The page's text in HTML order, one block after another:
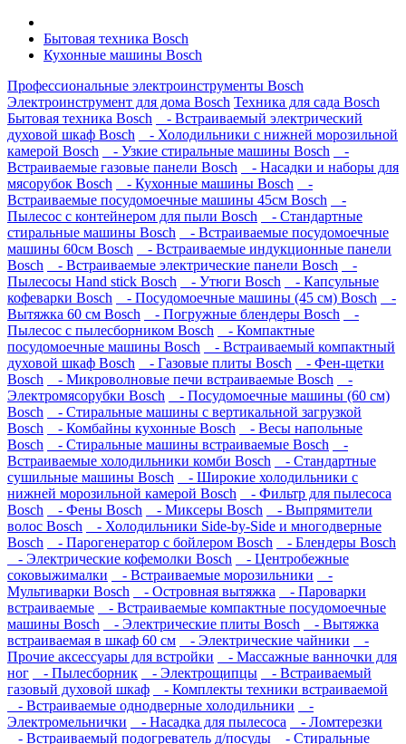
Бытовая техника Bosch
Кухонные машины Bosch
Профессиональные электроинструменты Bosch
Электроинструмент для дома Bosch Техника для сада Bosch
Бытовая техника Bosch
- Встраиваемый электрический
духовой шкаф Bosch
- Холодильники с нижней морозильной
камерой Bosch
- Узкие стиральные машины Bosch
-
Встраиваемые газовые панели Bosch
- Насадки и наборы для
мясорубок Bosch
- Кухонные машины Bosch
-
Встраиваемые посудомоечные машины 45см Bosch
-
Пылесос с контейнером для пыли Bosch
- Стандартные
стиральные машины Bosch
- Встраиваемые посудомоечные
машины 60см Bosch
- Встраиваемые индукционные панели
Bosch
- Встраиваемые электрические панели Bosch
-
Пылесосы Hand stick Bosch
- Утюги Bosch
- Капсульные
кофеварки Bosch
- Посудомоечные машины (45 см) Bosch
-
Вытяжка 60 см Bosch
- Погружные блендеры Bosch
-
Пылесос с пылесборником Bosch
- Компактные
посудомоечные машины Bosch
- Встраиваемый компактный
духовой шкаф Bosch
- Газовые плиты Bosch
- Фен-щетки
Bosch
- Микроволновые печи встраиваемые Bosch
-
Электромясорубки Bosch
- Посудомоечные машины (60 см)
Bosch
- Стиральные машины с вертикальной загрузкой
Bosch
- Комбайны кухонные Bosch
- Весы напольные
Bosch
- Стиральные машины встраиваемые Bosch
-
Встраиваемые холодильники комби Bosch
- Стандартные
сушильные машины Bosch
- Широкие холодильники с
нижней морозильной камерой Bosch
- Фильтр для пылесоса
Bosch
- Фены Bosch - Миксеры Bosch
- Выпрямители
волос Bosch
- Холодильники Side-by-Side и многодверные
Bosch
- Парогенератор с бойлером Bosch
- Блендеры Bosch
- Электрические кофемолки Bosch
- Центробежные
соковыжималки
- Встраиваемые морозильники
-
Мультиварки Bosch
- Островная вытяжка
- Пароварки
встраиваемые
- Встраиваемые компактные посудомоечные
машины Bosch
- Электрические плиты Bosch
- Вытяжка
встраиваемая в шкаф 60 см
- Электрические чайники
-
Прочие аксессуары для встройки
- Массажные ванночки для
ног
- Пылесборник - Электрощипцы
- Встраиваемый
газовый духовой шкаф
- Комплекты техники встраиваемой
- Встраиваемые однодверные холодильники
-
Электромельнички
- Насадка для пылесоса
- Ломтерезки
- Встраиваемый подогреватель д/посуды
- Стиральные